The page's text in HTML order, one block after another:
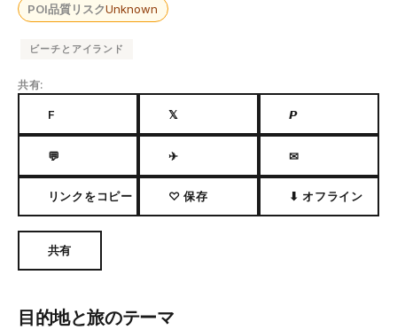
POI品質リスクUnknown
ビーチとアイランド
共有:
F 𝕏 𝙋
💬 ✈ ✉
リンクをコピー ♡ 保存 ⬇ オフライン
共有
目的地と旅のテーマ